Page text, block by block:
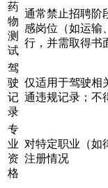
药
物
测
试
通常禁止招聘阶
感岗位（如运输
行，并需取得书
驾
驶
记
录
仅适用于驾驶相
通违规记录；不
专
业
资
格
对特定职业（如
注册情况